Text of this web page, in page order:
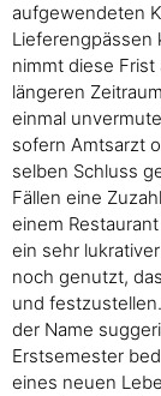
aufgewendeten
Lieferengpässen
nimmt diese
längeren
einmal
sofern Amtsarzt
selben Schluss
Fällen eine
einem
ein sehr
noch genutzt,
und
der Name
Erstsemester
eines neuen